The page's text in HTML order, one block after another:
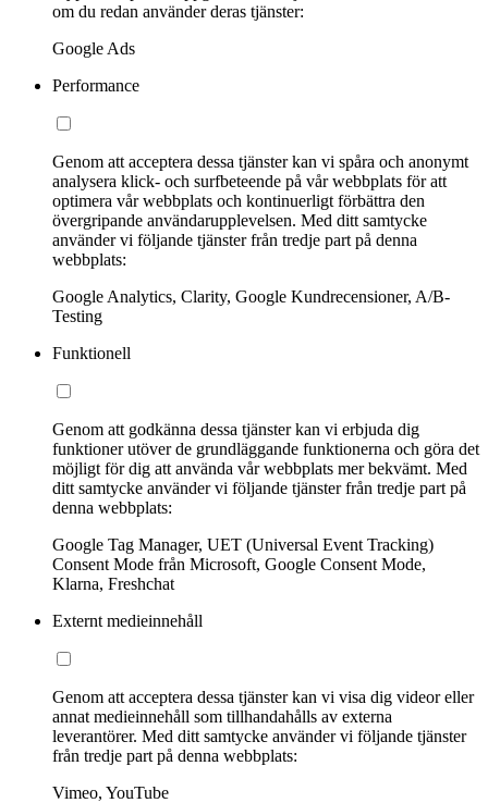
om du redan använder deras tjänster:
Google Ads
Performance
Genom att acceptera dessa tjänster kan vi spåra och anonymt
analysera klick- och surfbeteende på vår webbplats för att
optimera vår webbplats och kontinuerligt förbättra den
övergripande användarupplevelsen. Med ditt samtycke
använder vi följande tjänster från tredje part på denna
webbplats:
Google Analytics, Clarity, Google Kundrecensioner, A/B-
Testing
Funktionell
Genom att godkänna dessa tjänster kan vi erbjuda dig
funktioner utöver de grundläggande funktionerna och göra det
möjligt för dig att använda vår webbplats mer bekvämt. Med
ditt samtycke använder vi följande tjänster från tredje part på
denna webbplats:
Google Tag Manager, UET (Universal Event Tracking)
Consent Mode från Microsoft, Google Consent Mode,
Klarna, Freshchat
Externt medieinnehåll
Genom att acceptera dessa tjänster kan vi visa dig videor eller
annat medieinnehåll som tillhandahålls av externa
leverantörer. Med ditt samtycke använder vi följande tjänster
från tredje part på denna webbplats:
Vimeo, YouTube